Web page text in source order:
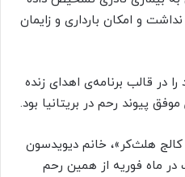
و امکان بارداری و زایمان
خود را در قالب برنامه‌ی اهدای زنده
پیوند رحم در بریتانیا بود.
کالج هلث‌کر»، خانم دیویدسون
ماه فوریه از همین رحم